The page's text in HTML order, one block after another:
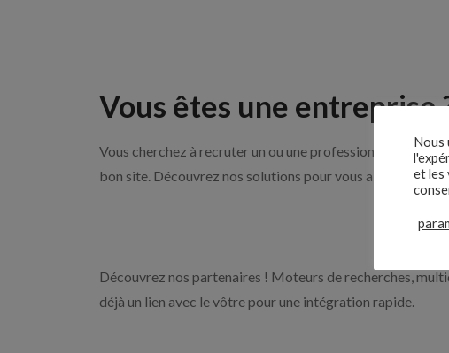
Vous êtes une entreprise
Vous cherchez à recruter un ou une professionnelle de
bon site. Découvrez nos solutions pour vous aider à
Découvrez nos partenaires ! Moteurs de recherches,
déjà un lien avec le vôtre pour une intégration rapide.
Nous
et les